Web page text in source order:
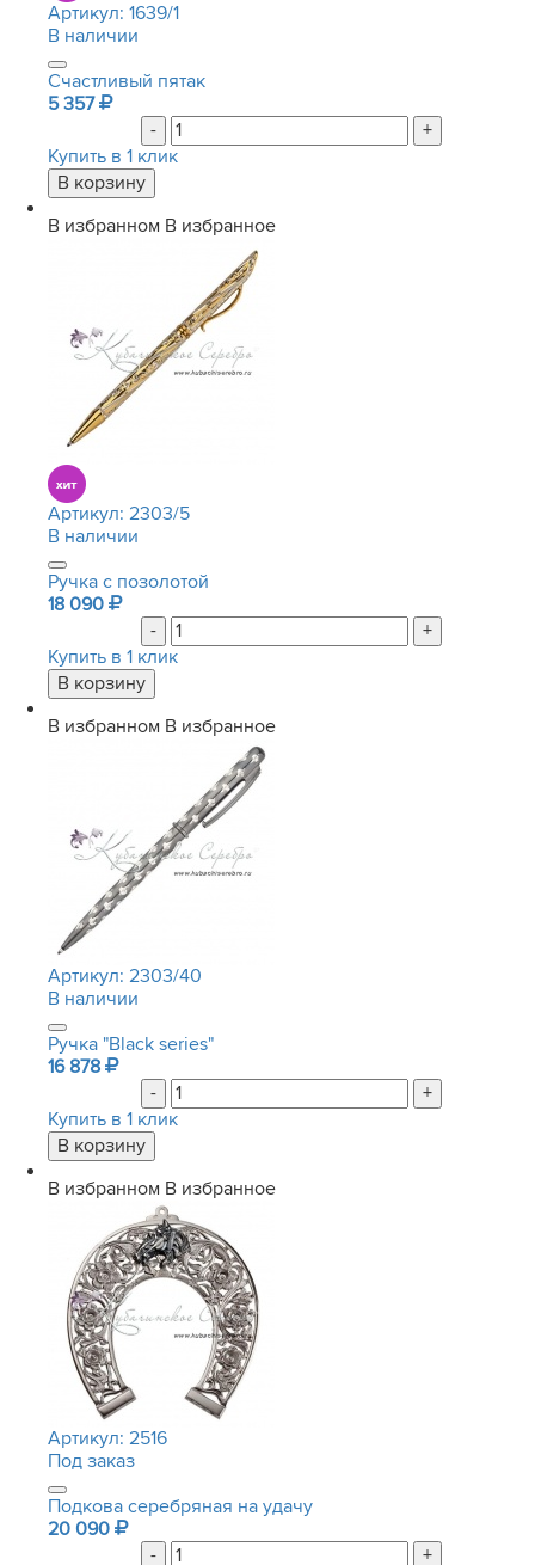
Артикул: 1639/1
В наличии
Счастливый пятак
5 357
-
+
Купить в 1 клик
В избранном В избранное
Артикул: 2303/5
В наличии
Ручка с позолотой
18 090
-
+
Купить в 1 клик
В избранном В избранное
Артикул: 2303/40
В наличии
Ручка "Black series"
16 878
-
+
Купить в 1 клик
В избранном В избранное
Артикул: 2516
Под заказ
Подкова серебряная на удачу
20 090
-
+